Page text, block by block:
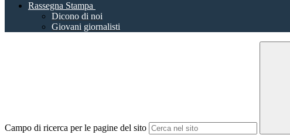
Rassegna Stampa
Dicono di noi
Giovani giornalisti
Campo di ricerca per le pagine del sito